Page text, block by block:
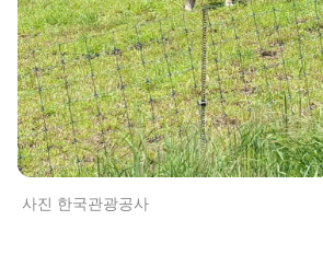
사진 한국관광공사